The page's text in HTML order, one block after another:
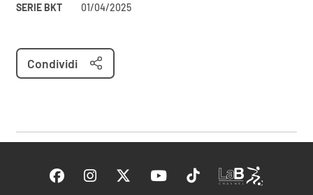
SERIE BKT 01/04/2025
Condividi